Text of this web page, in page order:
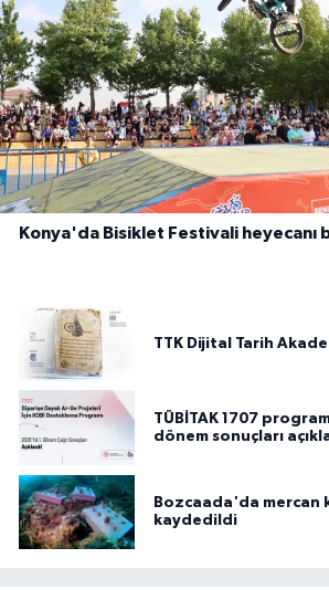
Konya'da Bisiklet Festivali heyecanı
TTK Dijital Tarih
TÜBİTAK 1707
dönem sonuçları
Bozcaada'da mercan
kaydedildi